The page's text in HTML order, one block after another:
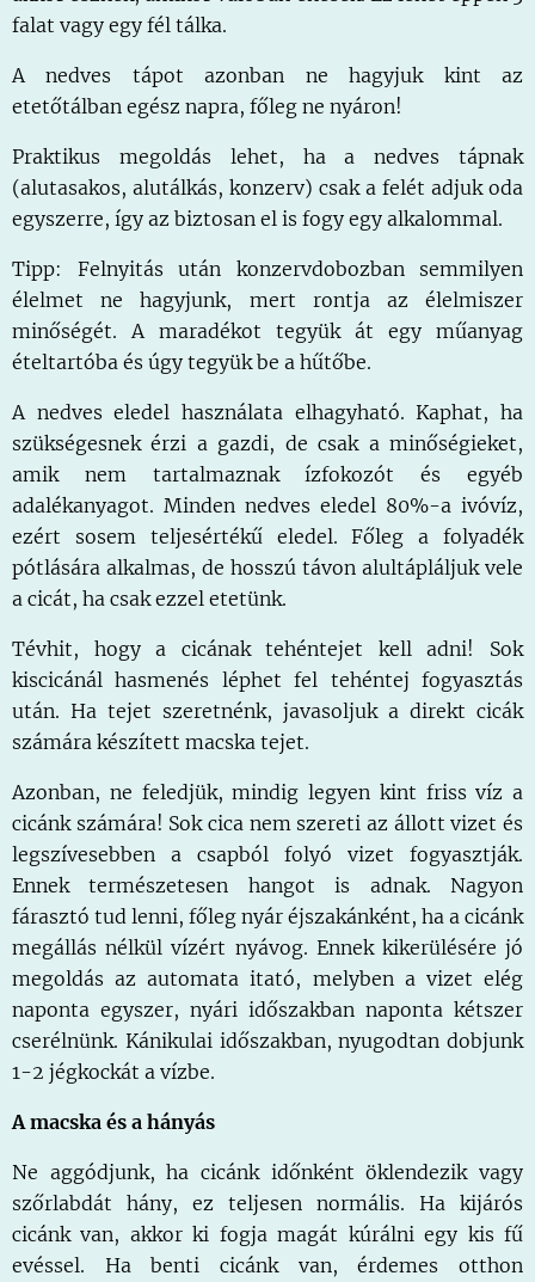
falat vagy egy fél tálka.
A nedves tápot azonban ne hagyjuk kint az
etetőtálban egész napra, főleg ne nyáron!
Praktikus megoldás lehet, ha a nedves tápnak
(alutasakos, alutálkás, konzerv) csak a felét adjuk oda
egyszerre, így az biztosan el is fogy egy alkalommal.
Tipp: Felnyitás után konzervdobozban semmilyen
élelmet ne hagyjunk, mert rontja az élelmiszer
minőségét. A maradékot tegyük át egy műanyag
ételtartóba és úgy tegyük be a hűtőbe.
A nedves eledel használata elhagyható. Kaphat, ha
szükségesnek érzi a gazdi, de csak a minőségieket,
amik nem tartalmaznak ízfokozót és egyéb
adalékanyagot. Minden nedves eledel 80%-a ivóvíz,
ezért sosem teljesértékű eledel. Főleg a folyadék
pótlására alkalmas, de hosszú távon alultápláljuk vele
a cicát, ha csak ezzel etetünk.
Tévhit, hogy a cicának tehéntejet kell adni! Sok
kiscicánál hasmenés léphet fel tehéntej fogyasztás
után. Ha tejet szeretnénk, javasoljuk a direkt cicák
számára készített macska tejet.
Azonban, ne feledjük, mindig legyen kint friss víz a
cicánk számára! Sok cica nem szereti az állott vizet és
legszívesebben a csapból folyó vizet fogyasztják.
Ennek természetesen hangot is adnak. Nagyon
fárasztó tud lenni, főleg nyár éjszakánként, ha a cicánk
megállás nélkül vízért nyávog. Ennek kikerülésére jó
megoldás az automata itató, melyben a vizet elég
naponta egyszer, nyári időszakban naponta kétszer
cserélnünk. Kánikulai időszakban, nyugodtan dobjunk
1-2 jégkockát a vízbe.
A macska és a hányás
Ne aggódjunk, ha cicánk időnként öklendezik vagy
szőrlabdát hány, ez teljesen normális. Ha kijárós
cicánk van, akkor ki fogja magát kúrálni egy kis fű
evéssel. Ha benti cicánk van, érdemes otthon